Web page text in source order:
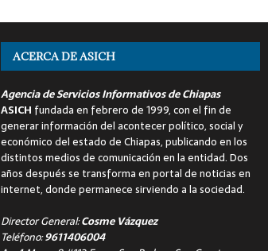
ACERCA DE ASICH
Agencia de Servicios Informativos de Chiapas
ASICH fundada en febrero de 1999, con el fin de
generar información del acontecer político, social y
económico del estado de Chiapas, publicando en los
distintos medios de comunicación en la entidad. Dos
años después se transforma en portal de noticias en
internet, donde permanece sirviendo a la sociedad.
Director General:Cosme Vázquez
Teléfono:9611406004